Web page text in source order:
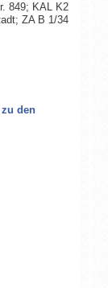
849; KAL K2
ZA B 1/34
zu den